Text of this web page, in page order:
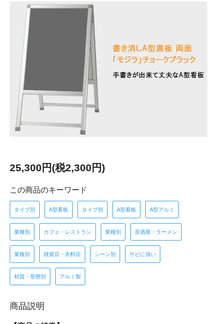
25,300円(税2,300円)
この商品のキーワード
タイプ別 A型看板 タイプ別 A型看板 A型アルミ
業種別 カフェ・レストラン 業種別 居酒屋・ラーメン
業種別 雑貨店・衣料店 シーン別 サビに強い
材質・形態別 アルミ製
商品説明